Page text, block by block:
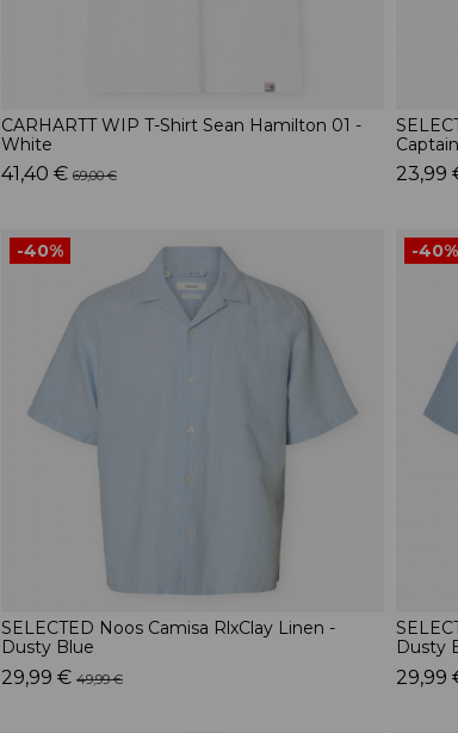
CARHARTT WIP T-Shirt Sean Hamilton 01 -
White
41,40 € 69,00 €
Captain
23,99
-40%
SELECTED Noos Camisa RlxClay Linen -
Dusty Blue
29,99 € 49,99 €
-40%
Dusty
29,99